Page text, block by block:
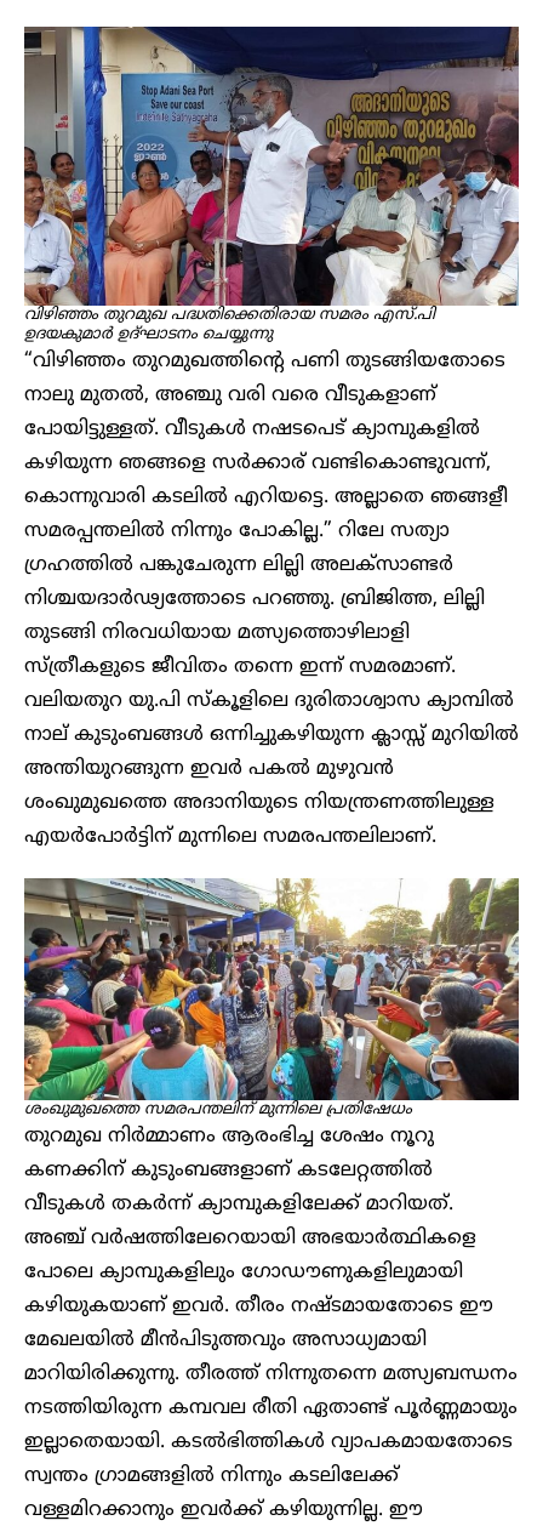
വിഴിഞ്ഞം തുറമുഖ പദ്ധതിക്കെതിരായ സമരം എസ്.പി
ഉദയകുമാർ ഉദ്ഘാടനം ചെയ്യുന്നു
“വിഴിഞ്ഞം തുറമുഖത്തിന്റെ പണി തുടങ്ങിയതോടെ
നാലു മുതൽ, അഞ്ചു വരി വരെ വീടുകളാണ്
പോയിട്ടുള്ളത്. വീടുകൾ നഷടപെട് ക്യാമ്പുകളിൽ
കഴിയുന്ന ഞങ്ങളെ സർക്കാര് വണ്ടികൊണ്ടുവന്ന്,
കൊന്നുവാരി കടലിൽ എറിയട്ടെ. അല്ലാതെ ഞങ്ങളീ
സമരപ്പന്തലിൽ നിന്നും പോകില്ല.” റിലേ സത്യാ​
ഗ്രഹത്തിൽ പങ്കുചേരുന്ന ലില്ലി അലക്‌സാണ്ടർ
നിശ്ചയദാർഢ്യത്തോടെ പറഞ്ഞു. ബ്രിജിത്ത, ലില്ലി
തുടങ്ങി നിരവധിയായ മത്സ്യത്തൊഴിലാളി
സ്ത്രീകളുടെ ജീവിതം തന്നെ ഇന്ന് സമരമാണ്.
വലിയതുറ യു.പി സ്കൂളിലെ ദുരിതാശ്വാസ ക്യാമ്പിൽ
നാല് കുടുംബങ്ങൾ ഒന്നിച്ചുകഴിയുന്ന ക്ലാസ്സ് മുറിയിൽ
അന്തിയുറങ്ങുന്ന ഇവർ പകൽ മുഴുവൻ
ശംഖുമുഖത്തെ അദാനിയുടെ നിയന്ത്രണത്തിലുള്ള
എയർപോർട്ടിന് മുന്നിലെ സമരപന്തലിലാണ്.
ശംഖുമുഖത്തെ സമരപന്തലിന് മുന്നിലെ പ്രതിഷേധം
തുറമുഖ നിർമ്മാണം ആരംഭിച്ച ശേഷം നൂറു
കണക്കിന് കുടുംബങ്ങളാണ് കടലേറ്റത്തിൽ
വീടുകൾ തകർന്ന് ക്യാമ്പുകളിലേക്ക് മാറിയത്.
അഞ്ച് വർഷത്തിലേറെയായി അഭയാർത്ഥികളെ
പോലെ ക്യാമ്പുകളിലും ​ഗോഡൗണുകളിലുമായി
കഴിയുകയാണ് ഇവർ. തീരം നഷ്ടമായതോടെ ഈ
മേഖലയിൽ മീൻപിടുത്തവും അസാധ്യമായി
മാറിയിരിക്കുന്നു. തീരത്ത് നിന്നുതന്നെ മത്സ്യബന്ധനം
നടത്തിയിരുന്ന കമ്പവല രീതി ഏതാണ്ട് പൂർണ്ണമായും
ഇല്ലാതെയായി. കടൽഭിത്തികൾ വ്യാപകമായതോടെ
സ്വന്തം ഗ്രാമങ്ങളിൽ നിന്നും കടലിലേക്ക്
വള്ളമിറക്കാനും ഇവർക്ക് കഴിയുന്നില്ല. ഈ